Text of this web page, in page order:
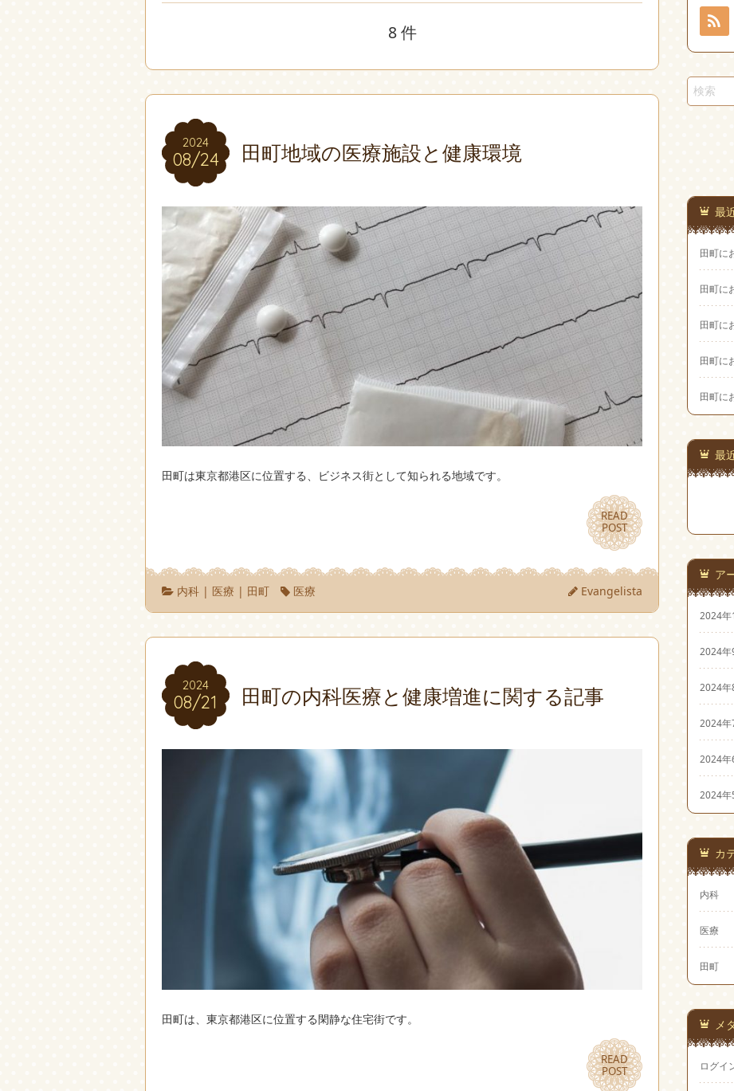
8 件
2024
08/24
2024
08/24 田町地域の医療施設と健康環境
田町は東京都港区に位置する、ビジネス街として知られる地域です。
READ
POST
READ
POST
内科 | 医療 | 田町 医療 Evangelista
2024
08/21
2024
08/21 田町の内科医療と健康増進に関する記事
田町は、東京都港区に位置する閑静な住宅街です。
READ
POST
READ
POST
最
田町に
田町に
田町に
田町に
田町に
最
ア
2024年
2024年
2024年
2024年
2024年
2024年
カ
内科
医療
田町
メ
ログイ